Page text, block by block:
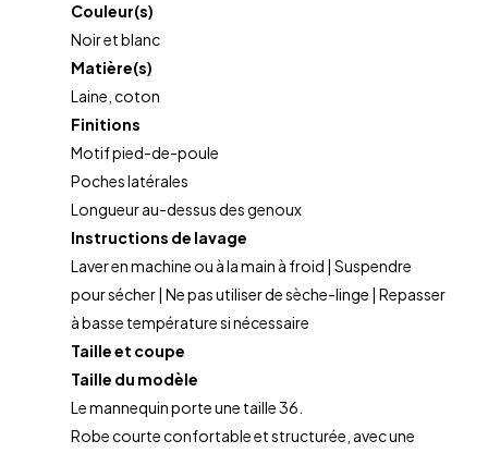
Couleur(s)
Noir et blanc
Matière(s)
Laine, coton
Finitions
Motif pied-de-poule
Poches latérales
Longueur au-dessus des genoux
Instructions de lavage
Laver en machine ou à la main à froid | Suspendre
pour sécher | Ne pas utiliser de sèche-linge | Repasser
à basse température si nécessaire
Taille et coupe
Taille du modèle
Le mannequin porte une taille 36.
Robe courte confortable et structurée, avec une